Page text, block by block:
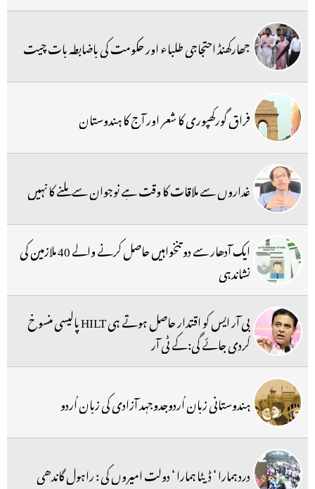
جھارکھنڈ احتجاجی طلباء اور حکومت کی باضابطہ بات چیت
فراق گورکھپوری کا شعر اور آج کا ہندوستان
غداروں سے ملاقات کا وقت ہے نوجوان سے ملنے کا نہیں
ایک آدھار سے دو تنخواہیں حاصل کرنے والے 40 ملازمین کی
نشاندہی
بی آر ایس کو اقتدار حاصل ہوتے ہی HILT پالیسی منسوخ
کردی جائے گی:کے ٹی آر
ہندوستانی زبان اُردوجدوجہد آزادی کی زبان اُردو
درد ہمارا ‘ ڈیٹا ہمارا ‘ دولت امیروں کی : راہول گاندھی